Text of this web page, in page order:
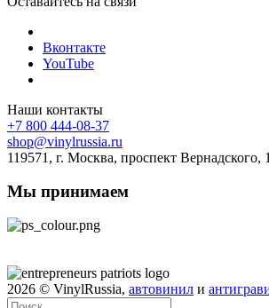
Вконтакте
YouTube
Наши контакты
+7 800 444-08-37
shop@vinylrussia.ru
119571, г. Москва, проспект Вернадского,
Мы принимаем
2026 © VinylRussia, автовинил и